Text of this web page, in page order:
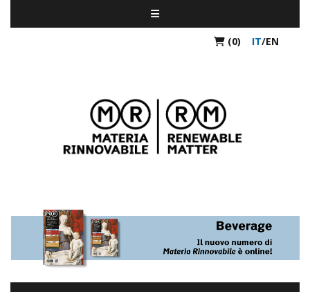
(0) IT/EN